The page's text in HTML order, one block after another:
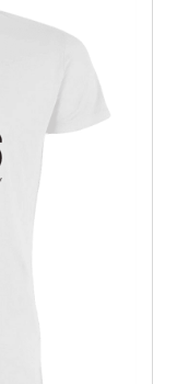
ACQUISTA